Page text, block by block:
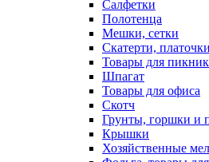
Салфетки
Полотенца
Мешки, сетки
Скатерти, платочки
Товары для
Шпагат
Товары для офиса
Скотч
Грунты, горшки и
Крышки
Хозяйственные